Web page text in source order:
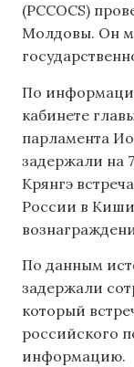
(PCCOCS)
Молдовы. Он
По
кабинете
парламента
задержали на
Крянгэ
России в
По данным
задержали
который
российского
информацию.